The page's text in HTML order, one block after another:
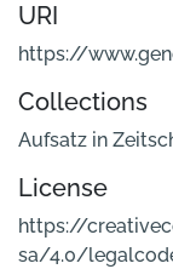
URI
https://
Collections
Aufsatz in
License
https://
sa/4.0/